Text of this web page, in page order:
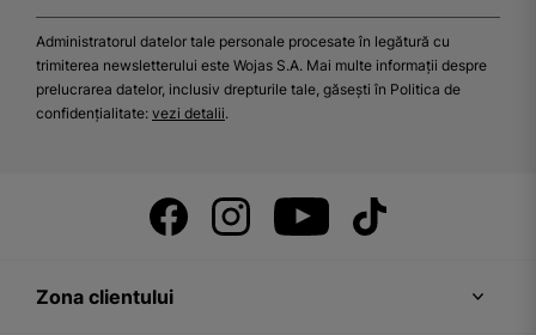
Administratorul datelor tale personale procesate în legătură cu
trimiterea newsletterului este Wojas S.A. Mai multe informații despre
prelucrarea datelor, inclusiv drepturile tale, găsești în Politica de
confidențialitate: vezi detalii.
Zona clientului